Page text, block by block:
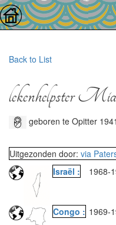
Back to List
lekenhelpster
geboren te Opitter
Uitgezonden door: via
Israël :
1968-
Congo : 1969-